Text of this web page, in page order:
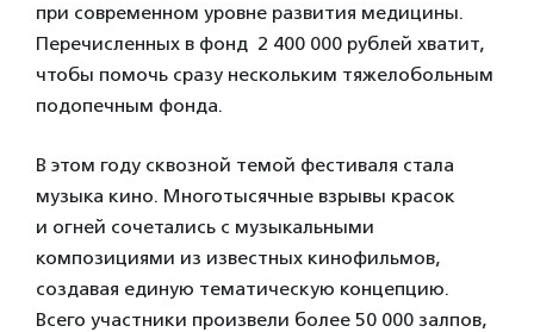
при современном уровне развития медицины.
Перечисленных в фонд 2 400 000 рублей хватит,
чтобы помочь сразу нескольким тяжелобольным
подопечным фонда.
В этом году сквозной темой фестиваля стала
музыка кино. Многотысячные взрывы красок
и огней сочетались с музыкальными
композициями из известных кинофильмов,
создавая единую тематическую концепцию.
Всего участники произвели более 50 000 залпов,